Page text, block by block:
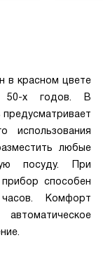
в красном цвете
50-х годов. В
использования
любые
посуду. При
способен
Комфорт